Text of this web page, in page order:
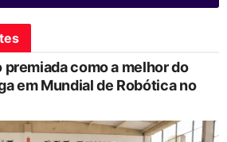
premiada como a melhor do
em Mundial de Robótica no